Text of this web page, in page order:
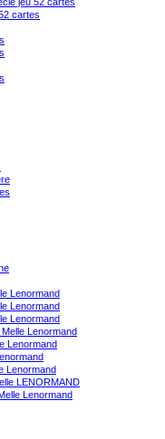
cartes
Lenormand
Lenormand
Lenormand
Lenormand
Lenormand
Lenormand
LENORMAND
Lenormand